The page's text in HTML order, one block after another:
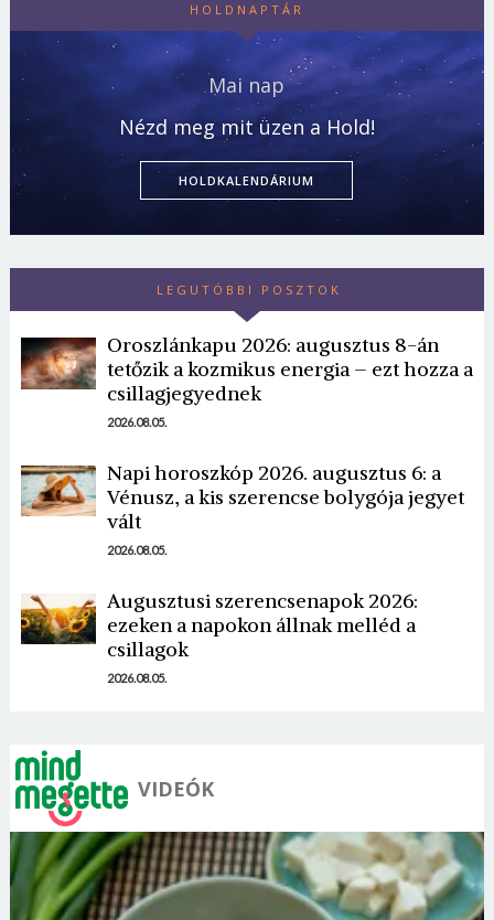
HOLDNAPTÁR
Mai nap
Nézd meg mit üzen a Hold!
HOLDKALENDÁRIUM
LEGUTÓBBI POSZTOK
Oroszlánkapu 2026: augusztus 8-án
tetőzik a kozmikus energia – ezt hozza a
csillagjegyednek
2026.08.05.
Napi horoszkóp 2026. augusztus 6: a
Vénusz, a kis szerencse bolygója jegyet
vált
2026.08.05.
Augusztusi szerencsenapok 2026:
ezeken a napokon állnak melléd a
csillagok
2026.08.05.
VIDEÓK
Borsonline bejelentkezés
E-mail cím vagy felhasználónév
Jelszó